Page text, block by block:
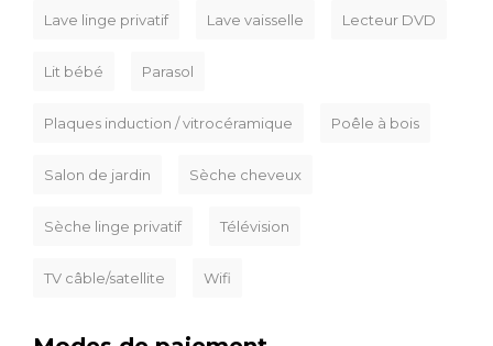
Lave linge privatif Lave vaisselle Lecteur DVD
Lit bébé Parasol
Plaques induction / vitrocéramique Poêle à bois
Salon de jardin Sèche cheveux
Sèche linge privatif Télévision
TV câble/satellite Wifi